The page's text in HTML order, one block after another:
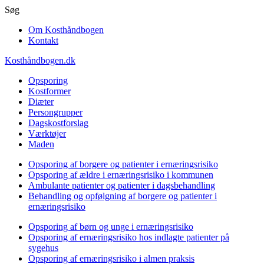
Gå
hovedindhold
Søg
Om Kosthåndbogen
Kontakt
Kosthåndbogen.dk
Opsporing
Kostformer
Diæter
Persongrupper
Dagskostforslag
Værktøjer
Maden
Opsporing af borgere og patienter i ernæringsrisiko
Opsporing af ældre i ernæringsrisiko i kommunen
Ambulante patienter og patienter i dagsbehandling
Behandling og opfølgning af borgere og patienter i
ernæringsrisiko
Opsporing af børn og unge i ernæringsrisiko
Opsporing af ernæringsrisiko hos indlagte patienter på
sygehus
Opsporing af ernæringsrisiko i almen praksis